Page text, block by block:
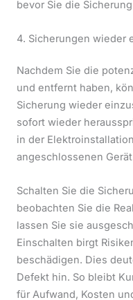
bevor Sie die
4. Sicherungen wieder
Nachdem Sie die
und entfernt haben,
Sicherung wieder
sofort wieder
in der
angeschlossenen
Schalten Sie die
beobachten Sie die
lassen Sie sie
Einschalten birgt
beschädigen. Dies
Defekt hin. So bleibt
für Aufwand, Kosten